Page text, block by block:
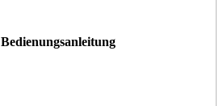
Bedienungsanleitung